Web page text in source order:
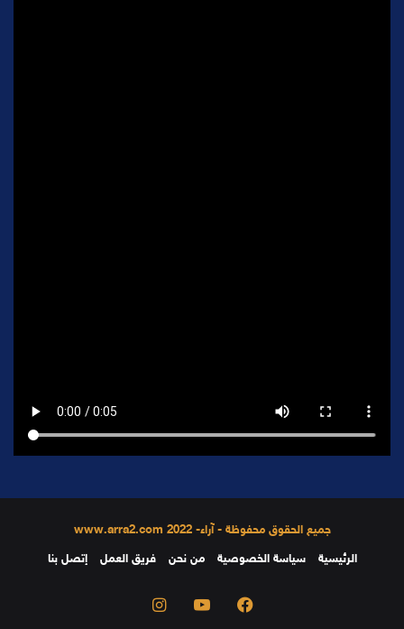
جميع الحقوق محفوظة - آراء- 2022 www.arra2.com
الرئيسية
سياسة الخصوصية من نحن فريق العمل إتصل بنا
فيسبوك يوتيوب